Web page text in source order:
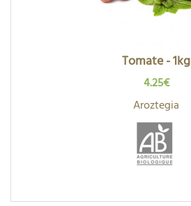
Tomate - 1kg
4.25€
Aroztegia